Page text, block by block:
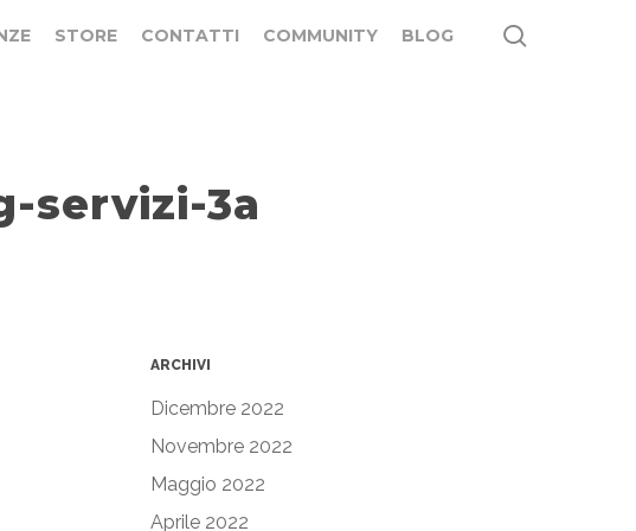
STORE CONTATTI COMMUNITY BLOG
servizi-3a
ARCHIVI
Dicembre 2022
Novembre 2022
Maggio 2022
Aprile 2022